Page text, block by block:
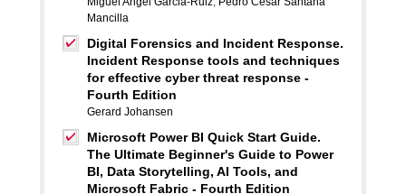
Mancilla
Digital Forensics and Incident Response.
Incident Response tools and techniques
for effective cyber threat response -
Fourth Edition
Gerard Johansen
Microsoft Power BI Quick Start Guide.
The Ultimate Beginner's Guide to Power
BI, Data Storytelling, AI Tools, and
Microsoft Fabric - Fourth Edition